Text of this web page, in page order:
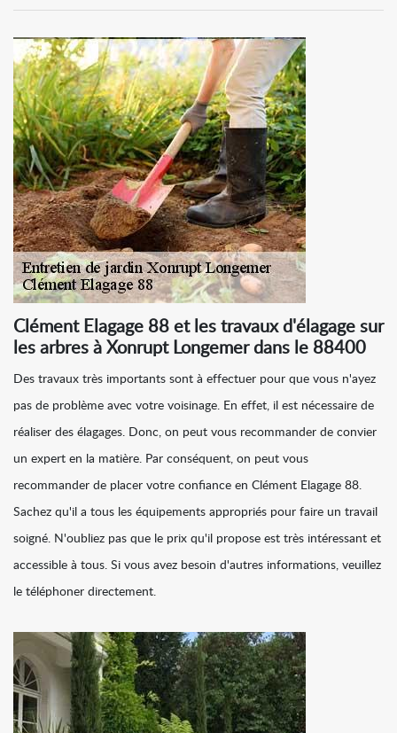
Clément Elagage 88 et les travaux d'élagage sur
les arbres à Xonrupt Longemer dans le 88400
Des travaux très importants sont à effectuer pour que vous n'ayez
pas de problème avec votre voisinage. En effet, il est nécessaire de
réaliser des élagages. Donc, on peut vous recommander de convier
un expert en la matière. Par conséquent, on peut vous
recommander de placer votre confiance en Clément Elagage 88.
Sachez qu'il a tous les équipements appropriés pour faire un travail
soigné. N'oubliez pas que le prix qu'il propose est très intéressant et
accessible à tous. Si vous avez besoin d'autres informations, veuillez
le téléphoner directement.